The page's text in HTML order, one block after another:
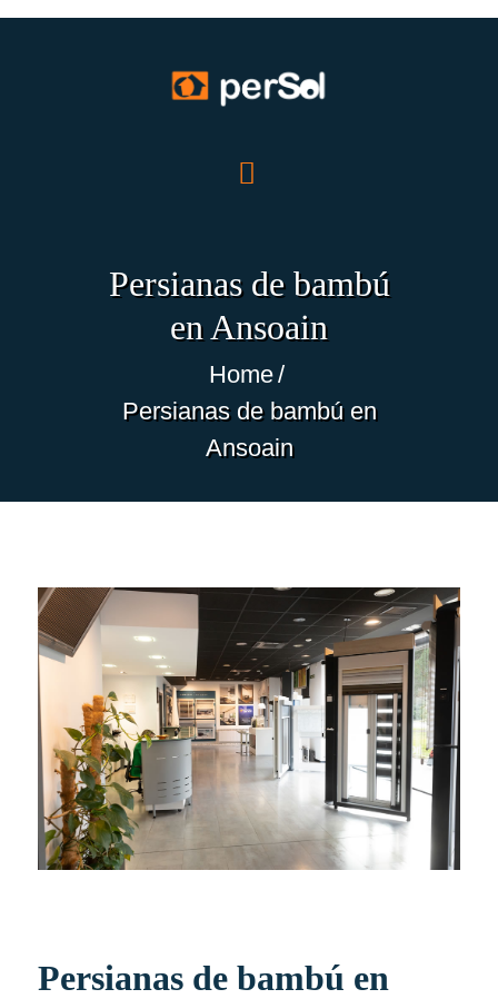
Persianas de bambú
en Ansoain
Home
Persianas de bambú en
Ansoain
PRODUCTOS
OFERTAS
TRABAJOS
ECO-NOTICIAS
Persianas de bambú en